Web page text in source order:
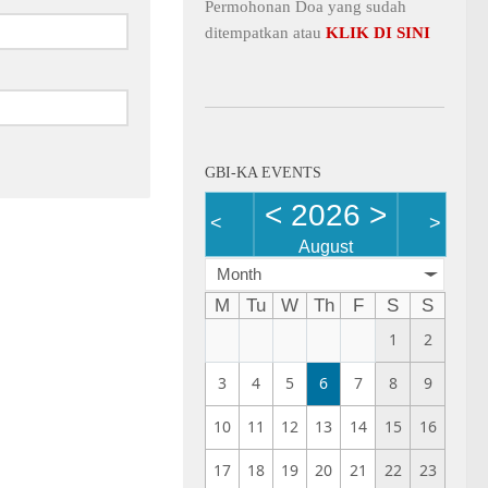
Permohonan Doa yang sudah
ditempatkan atau KLIK DI SINI
GBI-KA EVENTS
< < 2026 >
August
>
Month
M Tu W Th F S
S
1
2
3 4 5 6 7 8 9
10 11 12 13 14 15 16
17 18 19 20 21 22 23